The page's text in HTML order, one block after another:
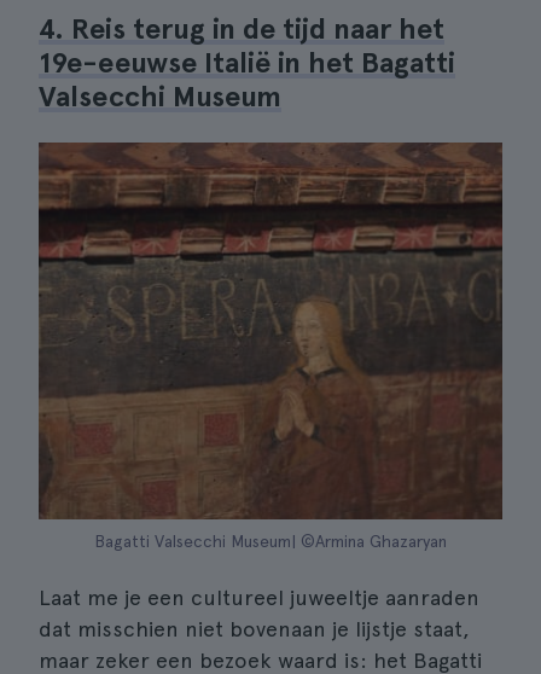
4. Reis terug in de tijd naar het
19e-eeuwse Italië in het Bagatti
Valsecchi Museum
Bagatti Valsecchi Museum| ©Armina Ghazaryan
Laat me je een cultureel juweeltje aanraden
dat misschien niet bovenaan je lijstje staat,
maar zeker een bezoek waard is: het Bagatti